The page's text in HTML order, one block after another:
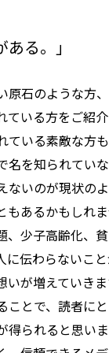
る。」
石のような方
いる方をご紹
いる素敵な方
を知られてい
ないのが現状の
もあるかもしれ
少子高齢化、
伝わらないこ
が増えていき
とで、読者に
得られると思い